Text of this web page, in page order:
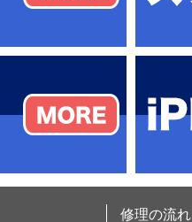
修理の流れ